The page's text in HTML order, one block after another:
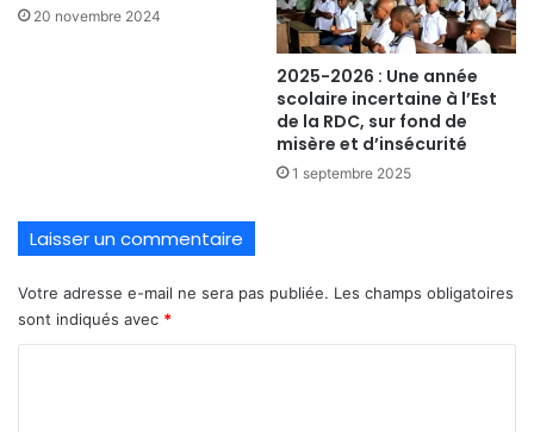
20 novembre 2024
2025-2026 : Une année
scolaire incertaine à l’Est
de la RDC, sur fond de
misère et d’insécurité
1 septembre 2025
Laisser un commentaire
Votre adresse e-mail ne sera pas publiée. Les champs obligatoires
sont indiqués avec *